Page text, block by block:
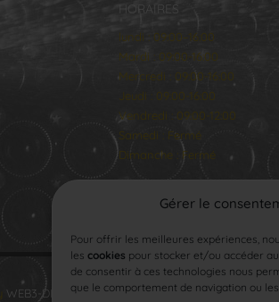
Gérer le
Pour offrir les meilleures expériences,
les cookies pour stocker et/ou accéder
de consentir à ces technologies nous
que le comportement de navigation ou
HORAIRES
lundi : 09:00–16:00
Mardi : 09:00-16:00
Mercredi : 09:00-16:00
Jeudi : 09:00-16:00
Vendredi : 09:00-12:00
Samedi : Fermé
Dimanche : Fermé
WEB3-DESIGN.